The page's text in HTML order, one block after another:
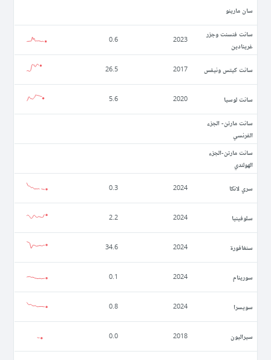
سان مارينو
سانت فنسنت وجزر
غرينادين
2023
0.6
سانت كيتس ونيفس 2017
26.5
سانت لوسيا 2020
5.6
سانت مارتن- الجزء
الفرنسي
سانت مارتن-الجزء
الهولندي
سري لانكا 2024
0.3
سلوفينيا 2024
2.2
سنغافورة 2024
34.6
سورينام 2024
0.1
سويسرا 2024
0.8
سيراليون 2018
0.0